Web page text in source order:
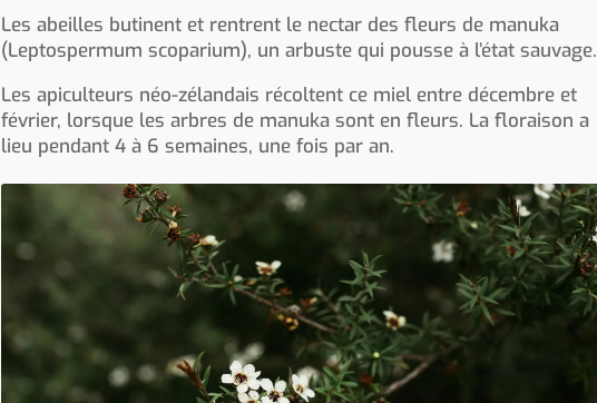
Les abeilles butinent et rentrent le nectar des fleurs de manuka
(Leptospermum scoparium), un arbuste qui pousse à l’état sauvage.
Les apiculteurs néo-zélandais récoltent ce miel entre décembre et
février, lorsque les arbres de manuka sont en fleurs. La floraison a
lieu pendant 4 à 6 semaines, une fois par an.